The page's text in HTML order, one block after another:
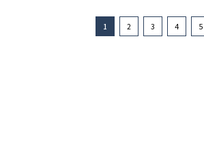
1 2 3 4 5